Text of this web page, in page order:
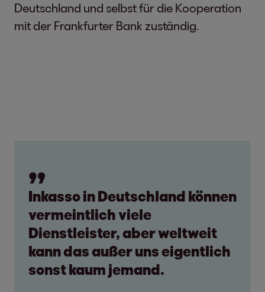
Deutschland und selbst für die Kooperation
mit der Frankfurter Bank zuständig.
Inkasso in Deutschland können
vermeintlich viele
Dienstleister, aber weltweit
kann das außer uns eigentlich
sonst kaum jemand.